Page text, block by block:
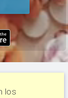
los